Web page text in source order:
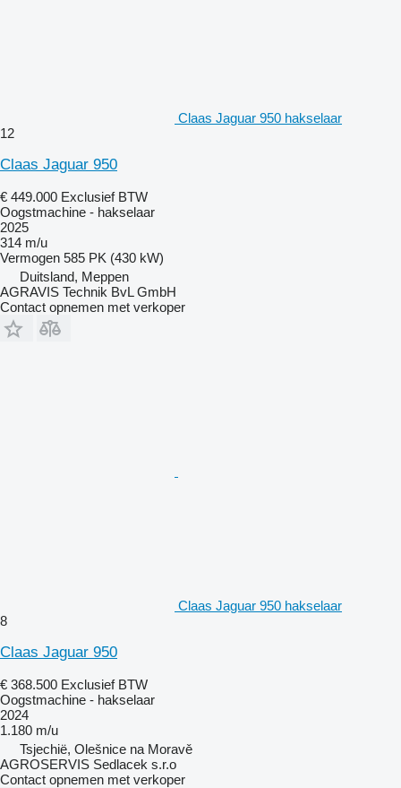
Claas Jaguar 950 hakselaar
12
Claas Jaguar 950
€ 449.000 Exclusief BTW
Oogstmachine - hakselaar
2025
314 m/u
Vermogen 585 PK (430 kW)
Duitsland, Meppen
AGRAVIS Technik BvL GmbH
Contact opnemen met verkoper
Claas Jaguar 950 hakselaar
8
Claas Jaguar 950
€ 368.500 Exclusief BTW
Oogstmachine - hakselaar
2024
1.180 m/u
Tsjechië, Olešnice na Moravě
AGROSERVIS Sedlacek s.r.o
Contact opnemen met verkoper